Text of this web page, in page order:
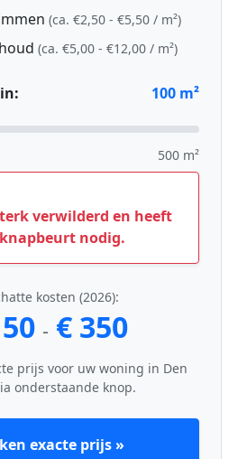
(ca. €2,50 - €5,50 / m²)
(ca. €5,00 - €12,00 / m²)
100 m²
500 m²
verwilderd en heeft
nodig.
kosten (2026):
- € 350
prijs voor uw woning in Den
onderstaande knop.
exacte prijs »